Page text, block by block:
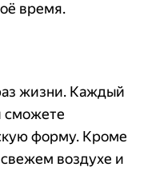
время.
жизни. Каждый
сможете
форму. Кроме
свежем воздухе и